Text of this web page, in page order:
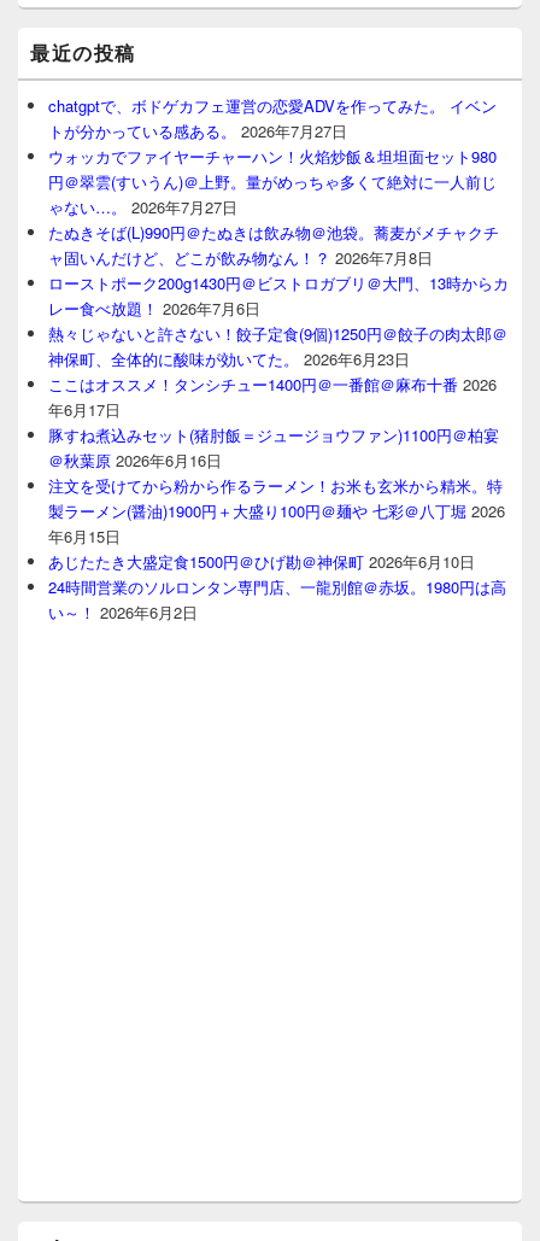
最近の投稿
chatgptで、ボドゲカフェ運営の恋愛ADVを作ってみた。 イベン
トが分かっている感ある。
2026年7月27日
ウォッカでファイヤーチャーハン！火焰炒飯＆坦坦面セット980
円＠翠雲(すいうん)＠上野。量がめっちゃ多くて絶対に一人前じ
ゃない…。
2026年7月27日
たぬきそば(L)990円＠たぬきは飲み物＠池袋。蕎麦がメチャクチ
ャ固いんだけど、どこが飲み物なん！？ 2026年7月8日
ローストポーク200g1430円＠ビストロガブリ＠大門、13時からカ
レー食べ放題！ 2026年7月6日
熱々じゃないと許さない！餃子定食(9個)1250円＠餃子の肉太郎＠
神保町、全体的に酸味が効いてた。
2026年6月23日
ここはオススメ！タンシチュー1400円＠一番館＠麻布十番 2026
年6月17日
豚すね煮込みセット(猪肘飯＝ジュージョウファン)1100円＠柏宴
＠秋葉原 2026年6月16日
注文を受けてから粉から作るラーメン！お米も玄米から精米。特
製ラーメン(醤油)1900円＋大盛り100円＠麺や 七彩＠八丁堀 2026
年6月15日
あじたたき大盛定食1500円＠ひげ勘＠神保町 2026年6月10日
24時間営業のソルロンタン専門店、一龍別館＠赤坂。1980円は高
い～！ 2026年6月2日